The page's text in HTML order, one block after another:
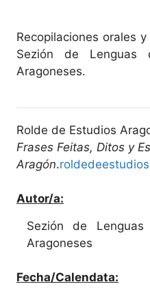
Recopilaciones orales
Sezión de Lenguas
Aragoneses.
Rolde de Estudios
Frases Feitas, Ditos y
Aragón.
Autor/a:
Sezión de
Aragoneses
Fecha/Calendata: